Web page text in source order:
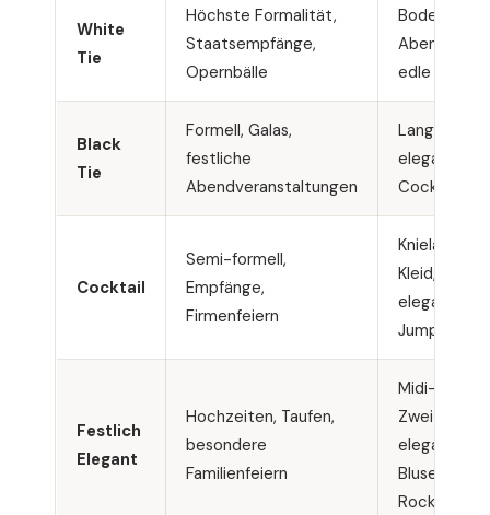
White
Tie
Höchste Formalität,
Staatsempfänge,
Opernbälle
Abendkleid,
edle Stoffe
Black
Tie
Formell, Galas,
festliche
Abendveranstaltungen
Langes oder
elegantes
Cocktail
Semi-formell,
Empfänge,
Firmenfeiern
Knielanges
Kleid,
eleganter
Jumpsuit
Festlich
Elegant
Hochzeiten, Taufen,
besondere
Familienfeiern
Midi-Kleid,
Zweiteiler,
elegante
Bluse mit
Rock